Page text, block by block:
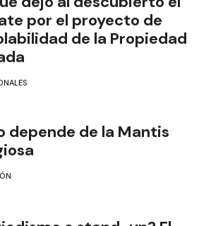
por el proyecto de
de la Propiedad
depende de la Mantis